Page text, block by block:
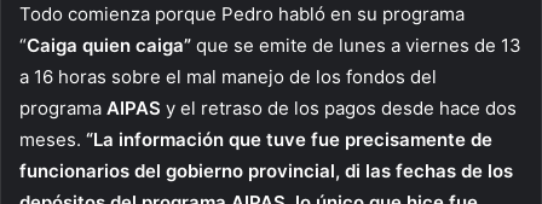
Todo comienza porque Pedro habló en su programa
“Caiga quien caiga” que se emite de lunes a viernes de 13
a 16 horas sobre el mal manejo de los fondos del
programa AIPAS y el retraso de los pagos desde hace dos
meses. “La información que tuve fue precisamente de
funcionarios del gobierno provincial, di las fechas de los